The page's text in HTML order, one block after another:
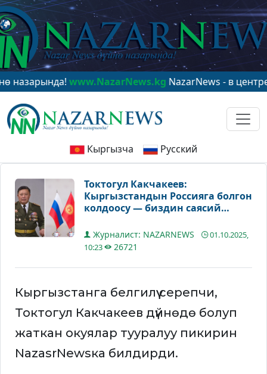
www.NazarNews.kgNazarNews - в центре
Кыргызча Русский
Токтогул Какчакеев:
Кыргызстандын Россияга болгон
колдоосу — биздин саясий
байланыштарга жана
келечектеги өнүгүү векторуна
Журналист: NAZARNEWS
01.10.2025,
10:23
26721
Кыргызстанга белгилүү серепчи,
Токтогул Какчакеев дүйнөдө болуп
жаткан окуялар тууралуу пикирин
NazasrNewsка билдирди.